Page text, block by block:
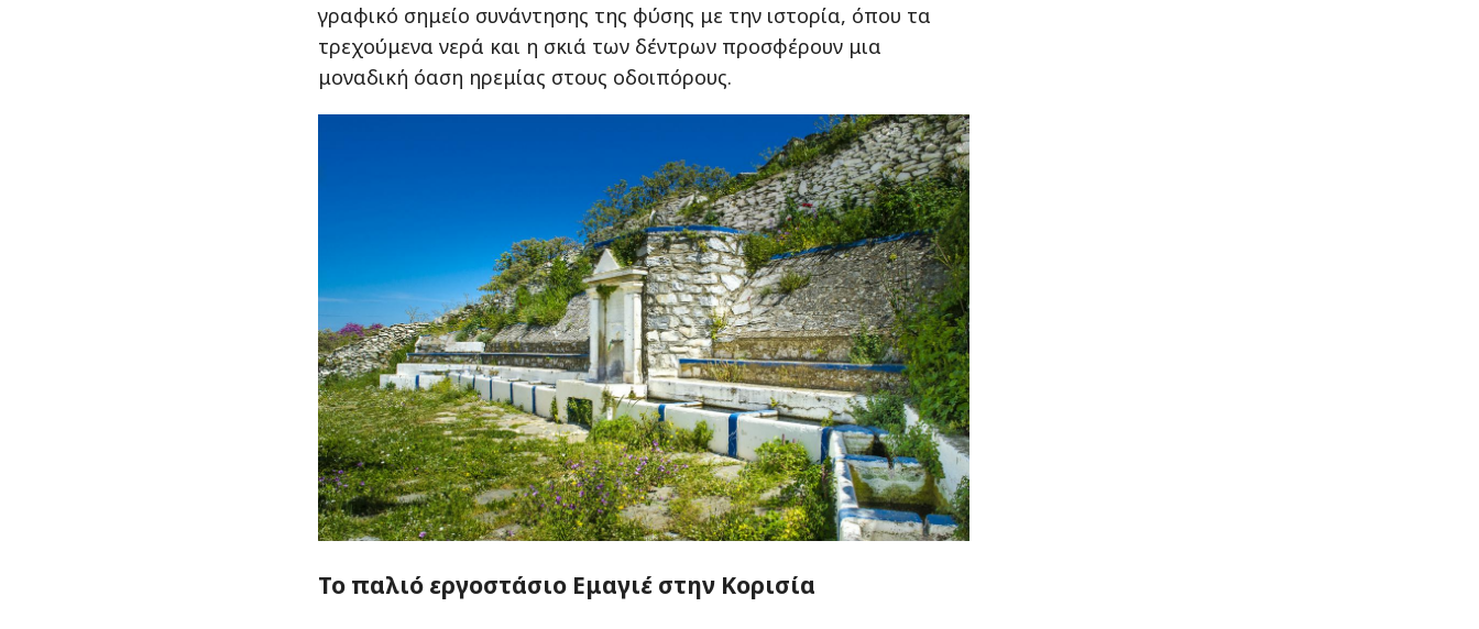
γραφικό σημείο συνάντησης της φύσης με την ιστορία, όπου τα
τρεχούμενα νερά και η σκιά των δέντρων προσφέρουν μια
μοναδική όαση ηρεμίας στους οδοιπόρους.
Το παλιό εργοστάσιο Εμαγιέ στην Κορισία